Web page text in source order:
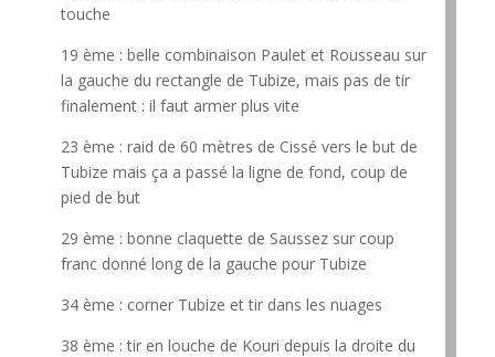
touche
19 ème : belle combinaison Paulet et Rousseau sur
la gauche du rectangle de Tubize, mais pas de tir
finalement : il faut armer plus vite
23 ème : raid de 60 mètres de Cissé vers le but de
Tubize mais ça a passé la ligne de fond, coup de
pied de but
29 ème : bonne claquette de Saussez sur coup
franc donné long de la gauche pour Tubize
34 ème : corner Tubize et tir dans les nuages
38 ème : tir en louche de Kouri depuis la droite du